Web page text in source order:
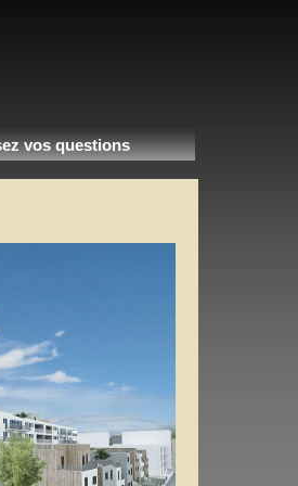
vos questions